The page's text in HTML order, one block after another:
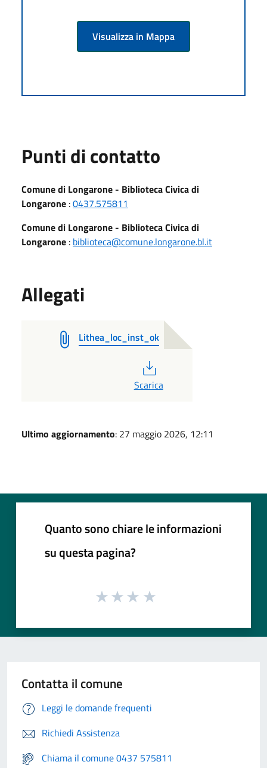
Visualizza in Mappa
Punti di contatto
Comune di Longarone - Biblioteca Civica di
Longarone :0437.575811
Comune di Longarone - Biblioteca Civica di
Longarone : biblioteca@comune.longarone.bl.it
Allegati
Lithea_loc_inst_ok
Scarica
Ultimo aggiornamento: 27 maggio 2026, 12:11
Quanto sono chiare le informazioni
su questa pagina?
Contatta il comune
Leggi le domande frequenti
Richiedi Assistenza
Chiama il comune 0437 575811